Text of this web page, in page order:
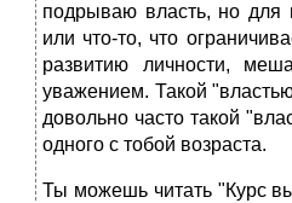
подрываю власть, но для
или что-то, что
развитию личности,
уважением. Такой
довольно часто такой
одного с тобой возраста.
Ты можешь читать "Курс